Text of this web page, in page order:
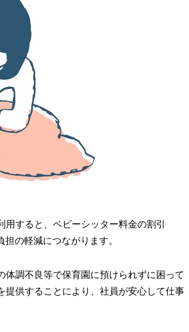
すると、ベビーシッター料金の割引
の軽減につながります。
調不良等で保育園に預けられずに困って
供することにより、社員が安心して仕事